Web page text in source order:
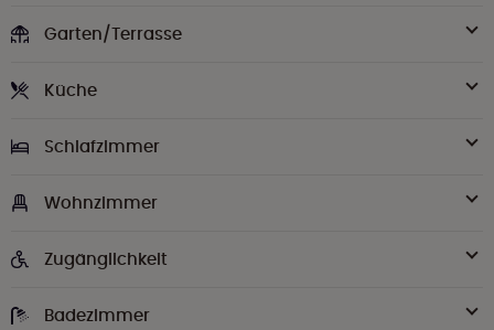
Garten/Terrasse
Küche
Schlafzimmer
Wohnzimmer
Zugänglichkeit
Badezimmer